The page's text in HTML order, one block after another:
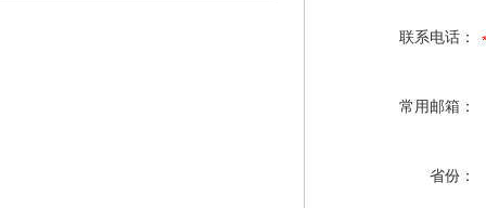
联系电话：
常用邮箱：
省份：